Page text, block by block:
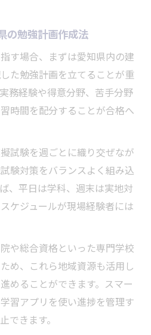
の勉強計画作成法
す場合、まずは愛知県内の建
た勉強計画を立てることが重
務経験や得意分野、苦手分野
時間を配分することが合格へ
試験を週ごとに織り交ぜなが
験対策をバランスよく組み込
、平日は学科、週末は実地対
ケジュールが現場経験者には
や総合資格といった専門学校
め、これら地域資源も活用し
めることができます。スマー
習アプリを使い進捗を管理す
できます。